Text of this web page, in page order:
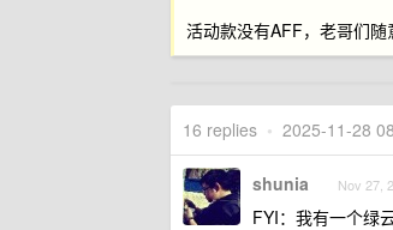
活动款没有AFF，老哥们随
16 replies • 2025-11-28
shunia Nov 27,
FYI：我有一个绿